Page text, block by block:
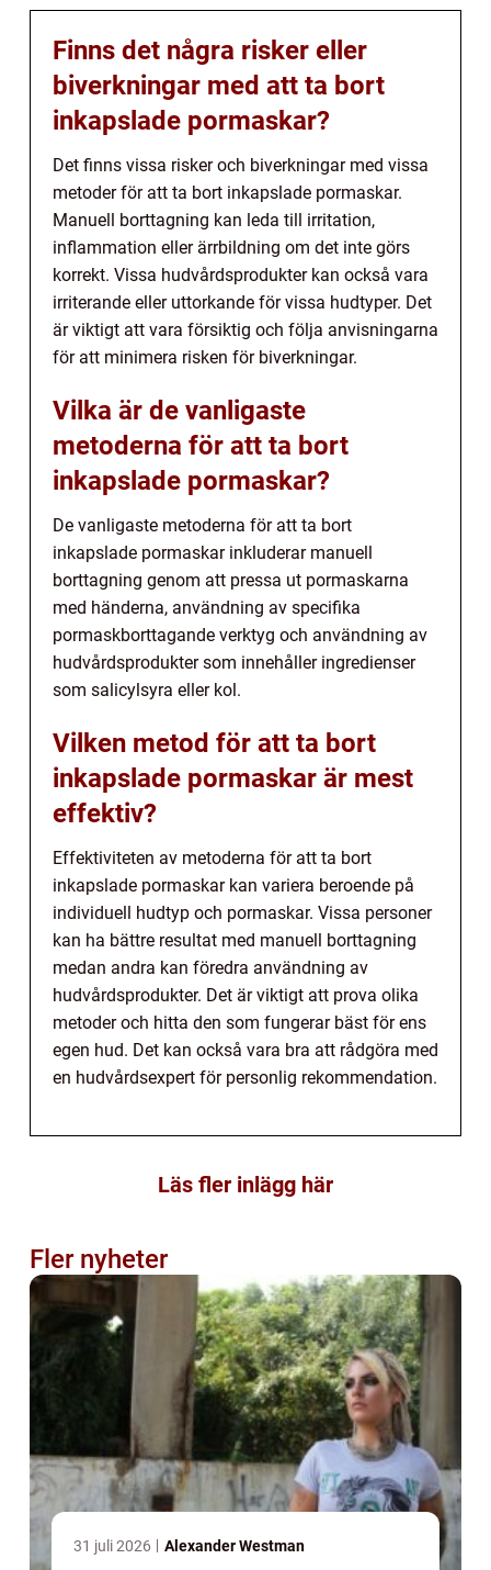
Finns det några risker eller
biverkningar med att ta bort
inkapslade pormaskar?
Det finns vissa risker och biverkningar med vissa
metoder för att ta bort inkapslade pormaskar.
Manuell borttagning kan leda till irritation,
inflammation eller ärrbildning om det inte görs
korrekt. Vissa hudvårdsprodukter kan också vara
irriterande eller uttorkande för vissa hudtyper. Det
är viktigt att vara försiktig och följa anvisningarna
för att minimera risken för biverkningar.
Vilka är de vanligaste
metoderna för att ta bort
inkapslade pormaskar?
De vanligaste metoderna för att ta bort
inkapslade pormaskar inkluderar manuell
borttagning genom att pressa ut pormaskarna
med händerna, användning av specifika
pormaskborttagande verktyg och användning av
hudvårdsprodukter som innehåller ingredienser
som salicylsyra eller kol.
Vilken metod för att ta bort
inkapslade pormaskar är mest
effektiv?
Effektiviteten av metoderna för att ta bort
inkapslade pormaskar kan variera beroende på
individuell hudtyp och pormaskar. Vissa personer
kan ha bättre resultat med manuell borttagning
medan andra kan föredra användning av
hudvårdsprodukter. Det är viktigt att prova olika
metoder och hitta den som fungerar bäst för ens
egen hud. Det kan också vara bra att rådgöra med
en hudvårdsexpert för personlig rekommendation.
Läs fler inlägg här
Fler nyheter
31 juli 2026 Alexander Westman